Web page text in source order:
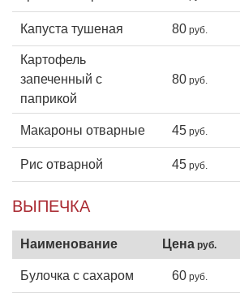
Капуста тушеная 80
Картофель
запеченный с
паприкой
80
Макароны отварные 45
Рис отварной 45
ВЫПЕЧКА
Булочка с сахаром 60